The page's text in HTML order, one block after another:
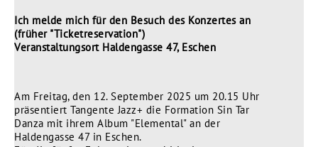
Ich melde mich für den Besuch des Konzertes an
(früher "Ticketreservation")
Veranstaltungsort Haldengasse 47, Eschen
Am Freitag, den 12. September 2025 um 20.15 Uhr
präsentiert Tangente Jazz+ die Formation Sin Tar
Danza mit ihrem Album "Elemental" an der
Haldengasse 47 in Eschen.